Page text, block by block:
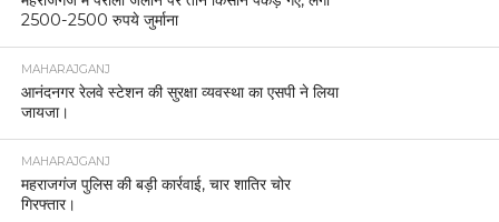
2500-2500 रुपये जुर्माना
MAHARAJGANJ
आनंदनगर रेलवे स्टेशन की सुरक्षा व्यवस्था का एसपी ने लिया
जायजा।
MAHARAJGANJ
महराजगंज पुलिस की बड़ी कार्रवाई, चार शातिर चोर
गिरफ्तार।